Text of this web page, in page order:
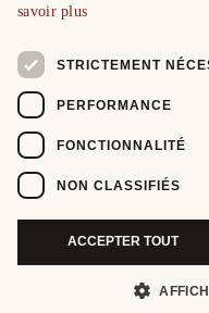
savoir plus
STRICTEMENT
PERFORMANCE
FONCTIONNALITÉ
NON CLASSIFIÉS
ACCEPTER TOUT